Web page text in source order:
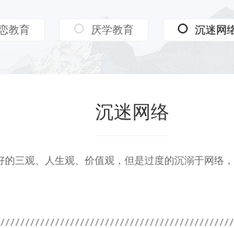
教育 厌学教育 沉迷网
沉迷网
沉迷网络
观、人生观、价值观，但是过度的沉溺于网络